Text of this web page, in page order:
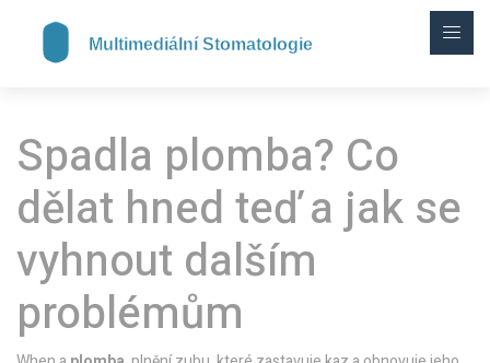
Spadla plomba? Co
dělat hned teď a jak se
vyhnout dalším
problémům